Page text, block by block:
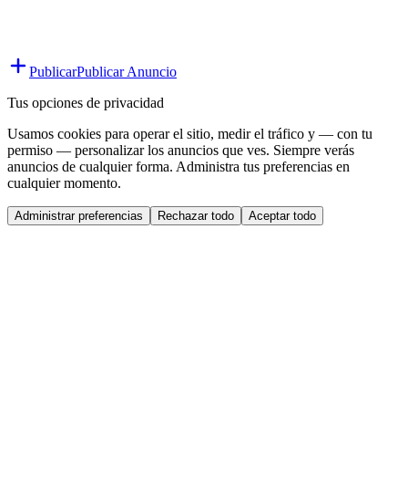
PublicarPublicar Anuncio
Tus opciones de privacidad
Usamos cookies para operar el sitio, medir el tráfico y — con tu
permiso — personalizar los anuncios que ves. Siempre verás
anuncios de cualquier forma. Administra tus preferencias en
cualquier momento.
Administrar preferencias Rechazar todo Aceptar todo